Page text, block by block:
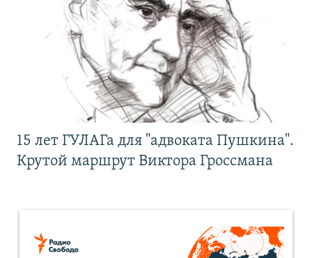
15 лет ГУЛАГа для "адвоката Пушкина".
Крутой маршрут Виктора Гроссмана